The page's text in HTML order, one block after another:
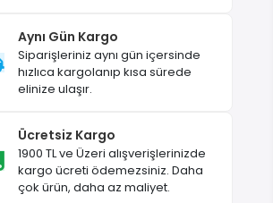
Aynı Gün Kargo
Siparişleriniz aynı gün içersinde
hızlıca kargolanıp kısa sürede
elinize ulaşır.
Ücretsiz Kargo
1900 TL ve Üzeri alışverişlerinizde
kargo ücreti ödemezsiniz. Daha
çok ürün, daha az maliyet.